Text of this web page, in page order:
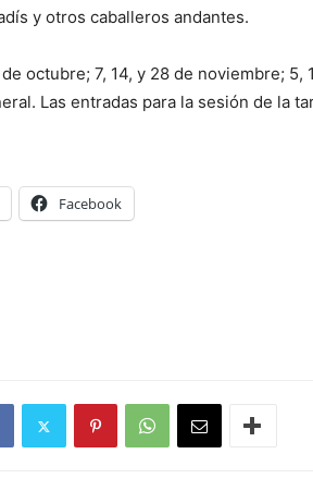
y otros caballeros andantes.
octubre; 7, 14, y 28 de noviembre;
Las entradas para la sesión de
Facebook